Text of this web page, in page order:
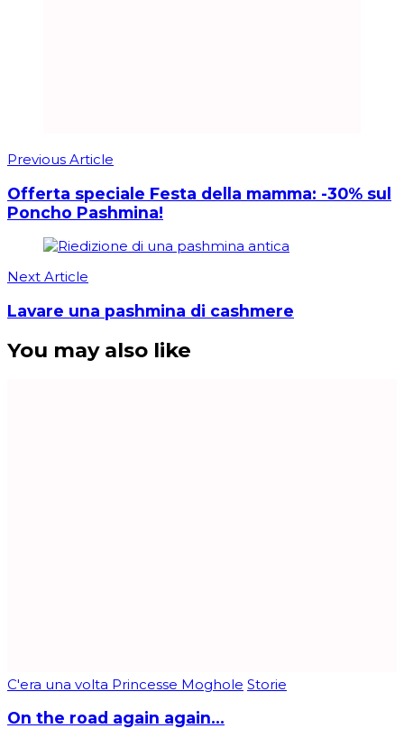
Previous Article
Offerta speciale Festa della mamma: -30% sul
Poncho Pashmina!
Next Article
Lavare una pashmina di cashmere
You may also like
C'era una volta Princesse Moghole Storie
On the road again again…